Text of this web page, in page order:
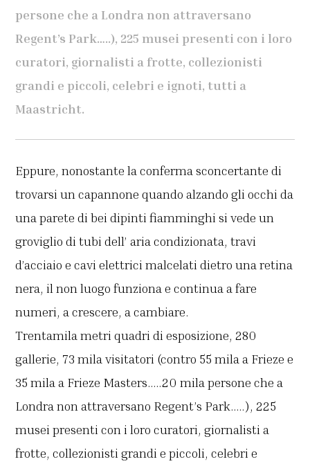
persone che a Londra non attraversano
Regent’s Park…..), 225 musei presenti con i loro
curatori, giornalisti a frotte, collezionisti
grandi e piccoli, celebri e ignoti, tutti a
Maastricht.
Eppure, nonostante la conferma sconcertante di
trovarsi un capannone quando alzando gli occhi da
una parete di bei dipinti fiamminghi si vede un
groviglio di tubi dell’ aria condizionata, travi
d’acciaio e cavi elettrici malcelati dietro una retina
nera, il non luogo funziona e continua a fare
numeri, a crescere, a cambiare.
Trentamila metri quadri di esposizione, 280
gallerie, 73 mila visitatori (contro 55 mila a Frieze e
35 mila a Frieze Masters…..20 mila persone che a
Londra non attraversano Regent’s Park…..), 225
musei presenti con i loro curatori, giornalisti a
frotte, collezionisti grandi e piccoli, celebri e